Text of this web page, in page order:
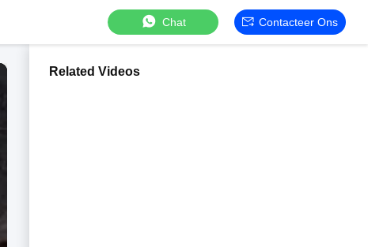
Chat Contacteer Ons
Related Videos